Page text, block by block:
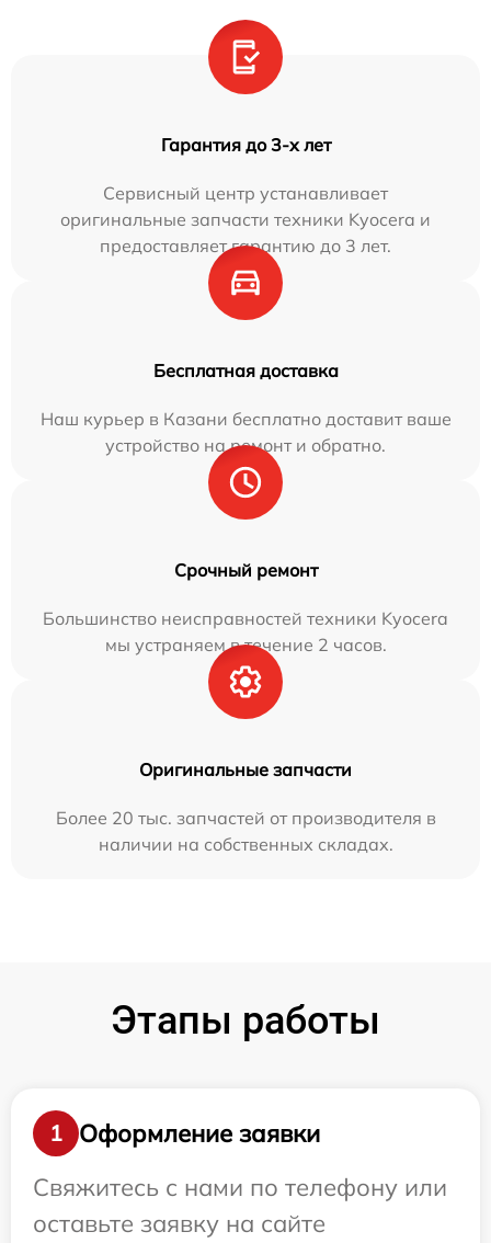
Гарантия до 3-х лет
Сервисный центр устанавливает
оригинальные запчасти техники Kyocera и
предоставляет гарантию до 3 лет.
Бесплатная доставка
Наш курьер в Казани бесплатно доставит ваше
устройство на ремонт и обратно.
Срочный ремонт
Большинство неисправностей техники Kyocera
мы устраняем в течение 2 часов.
Оригинальные запчасти
Более 20 тыс. запчастей от производителя в
наличии на собственных складах.
Этапы работы
1
Оформление заявки
Свяжитесь с нами по телефону или
оставьте заявку на сайте